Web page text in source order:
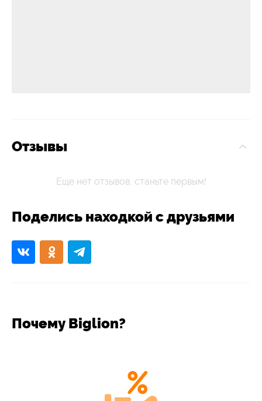
Отзывы
Еще нет отзывов, станьте первым!
Поделись находкой с друзьями
Почему Biglion?